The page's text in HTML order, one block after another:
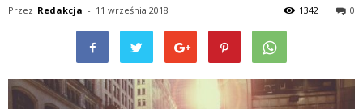
Przez Redakcja - 11 września 2018 0
1342